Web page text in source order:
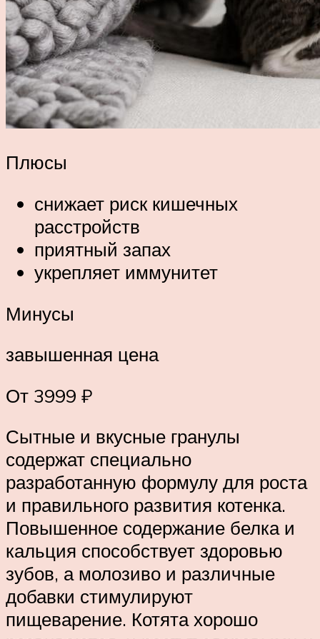
Плюсы
снижает риск кишечных
расстройств
приятный запах
укрепляет иммунитет
Минусы
завышенная цена
От 3999 ₽
Сытные и вкусные гранулы
содержат специально
разработанную формулу для роста
и правильного развития котенка.
Повышенное содержание белка и
кальция способствует здоровью
зубов, а молозиво и различные
добавки стимулируют
пищеварение. Котята хорошо